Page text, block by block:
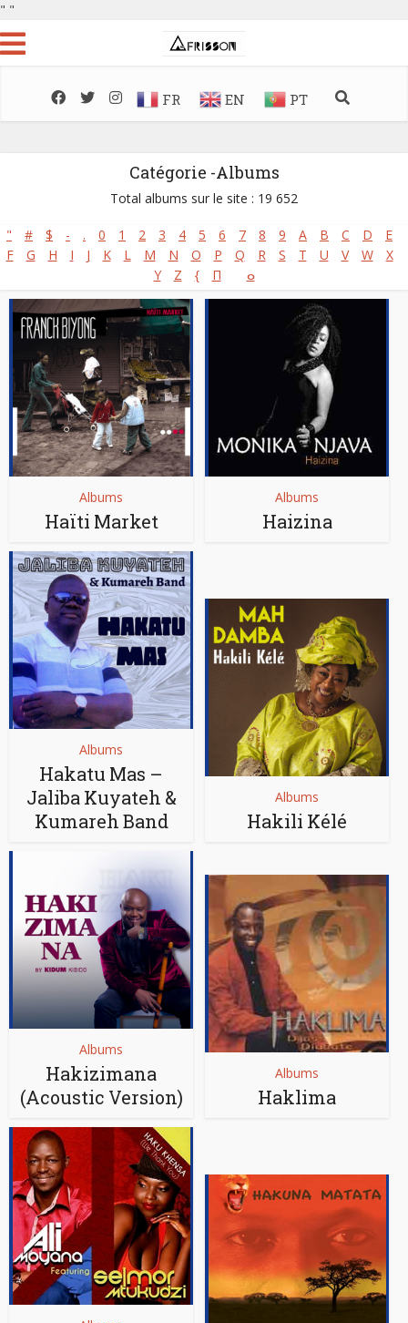
" "
FR EN PT
Catégorie -Albums
Total albums sur le site : 19 652
" # $ - . 0 1 2 3 4 5 6 7 8 9 A B C D
E
F
G H I J K L M N O P Q R S T U V W
X
Y
Z { Π ⴰ
Albums
Haïti Market
Albums
Haizina
Albums
Hakatu Mas –
Jaliba Kuyateh &
Kumareh Band
Albums
Hakili Kélé
Albums
Hakizimana
(Acoustic Version)
Albums
Haklima